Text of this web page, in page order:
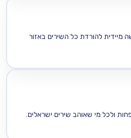
כל השירים באזור
שירים ישראלים.